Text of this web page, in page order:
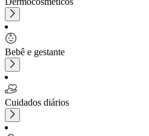
Bebê e gestante
Cuidados diários